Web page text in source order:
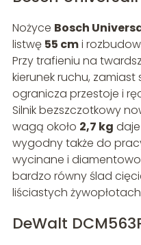
Nożyce Bosch
listwę 55 cmi
Przy trafieniu na
kierunek ruchu, zamiast
ogranicza przestoje i
Silnik bezszczotkowy
wagą około 2,7 kg
wygodny także do
wycinane i
bardzo równy ślad
liściastych
DeWalt